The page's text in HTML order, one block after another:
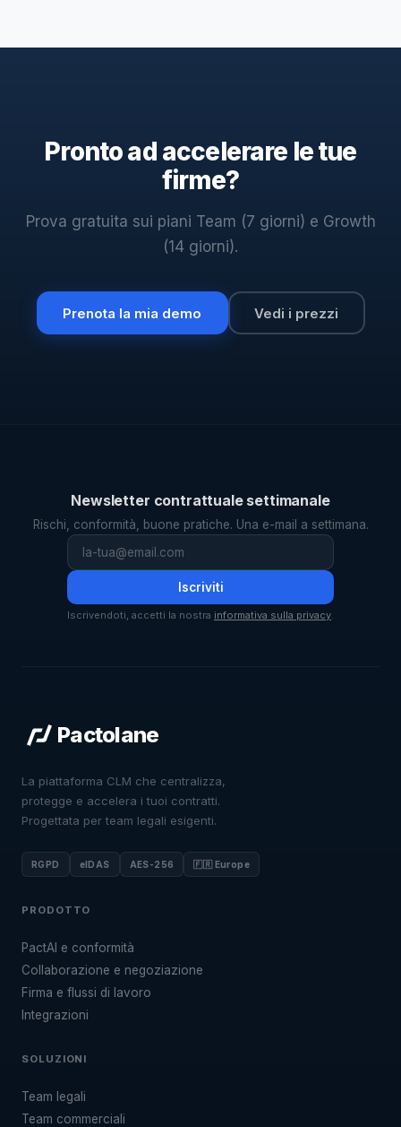
Pronto ad accelerare le tue
firme?
Prova gratuita sui piani Team (7 giorni) e Growth
(14 giorni).
Prenota la mia demo Vedi i prezzi
Newsletter contrattuale settimanale
Rischi, conformità, buone pratiche. Una e-mail a settimana.
Iscriviti
Iscrivendoti, accetti la nostra informativa sulla privacy.
Pactolane
La piattaforma CLM che centralizza,
protegge e accelera i tuoi contratti.
Progettata per team legali esigenti.
RGPD eIDAS AES-256 🇫🇷 Europe
PRODOTTO
PactAI e conformità
Collaborazione e negoziazione
Firma e flussi di lavoro
Integrazioni
SOLUZIONI
Team legali
Team commerciali